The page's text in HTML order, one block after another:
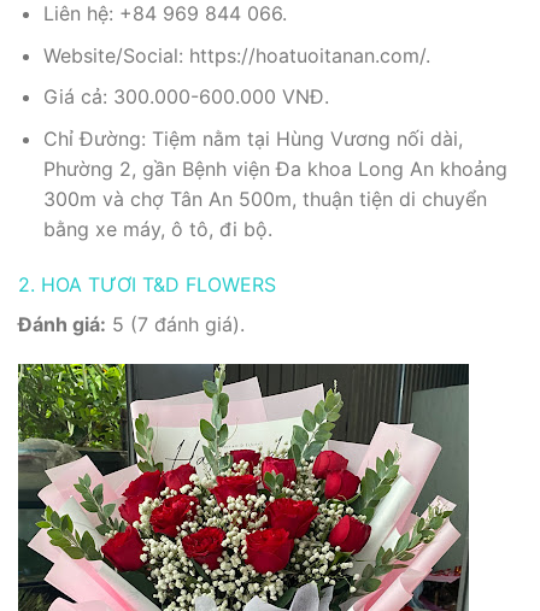
Liên hệ: +84 969 844 066.
Website/Social: https://hoatuoitanan.com/.
Giá cả: 300.000-600.000 VNĐ.
Chỉ Đường: Tiệm nằm tại Hùng Vương nối dài,
Phường 2, gần Bệnh viện Đa khoa Long An khoảng
300m và chợ Tân An 500m, thuận tiện di chuyển
bằng xe máy, ô tô, đi bộ.
2. HOA TƯƠI T&D FLOWERS
Đánh giá: 5 (7 đánh giá).